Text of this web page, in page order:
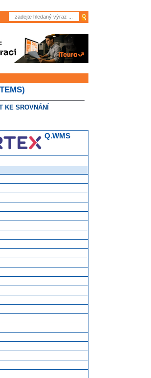
KE SROVNÁNÍ
Q.WMS